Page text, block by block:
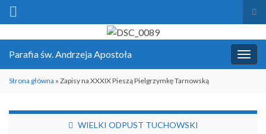
Parafia św. Andrzeja Apostoła
Strona główna » Zapisy na XXXIX Pieszą Pielgrzymkę Tarnowską
WIELKI ODPUST TUCHOWSKI